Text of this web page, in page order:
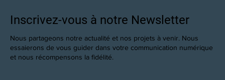
Inscrivez-vous à notre Newsletter
Nous partageons notre actualité et nos projets à venir. Nous
essaierons de vous guider dans votre communication numérique
et nous récompensons la fidélité.